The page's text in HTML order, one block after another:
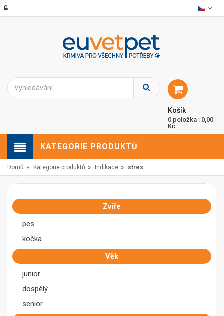
Košík
0 položka : 0,00
Kč
KATEGORIE PRODUKTŮ
Domů » Kategorie produktů » Indikace » stres
Zvíře
pes
kočka
Věk
junior
dospělý
senior